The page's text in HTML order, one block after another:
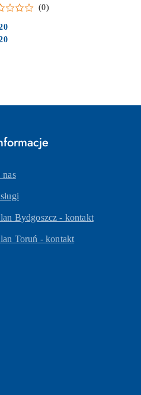
(0)
nas
Bydgoszcz - kontakt
Toruń - kontakt